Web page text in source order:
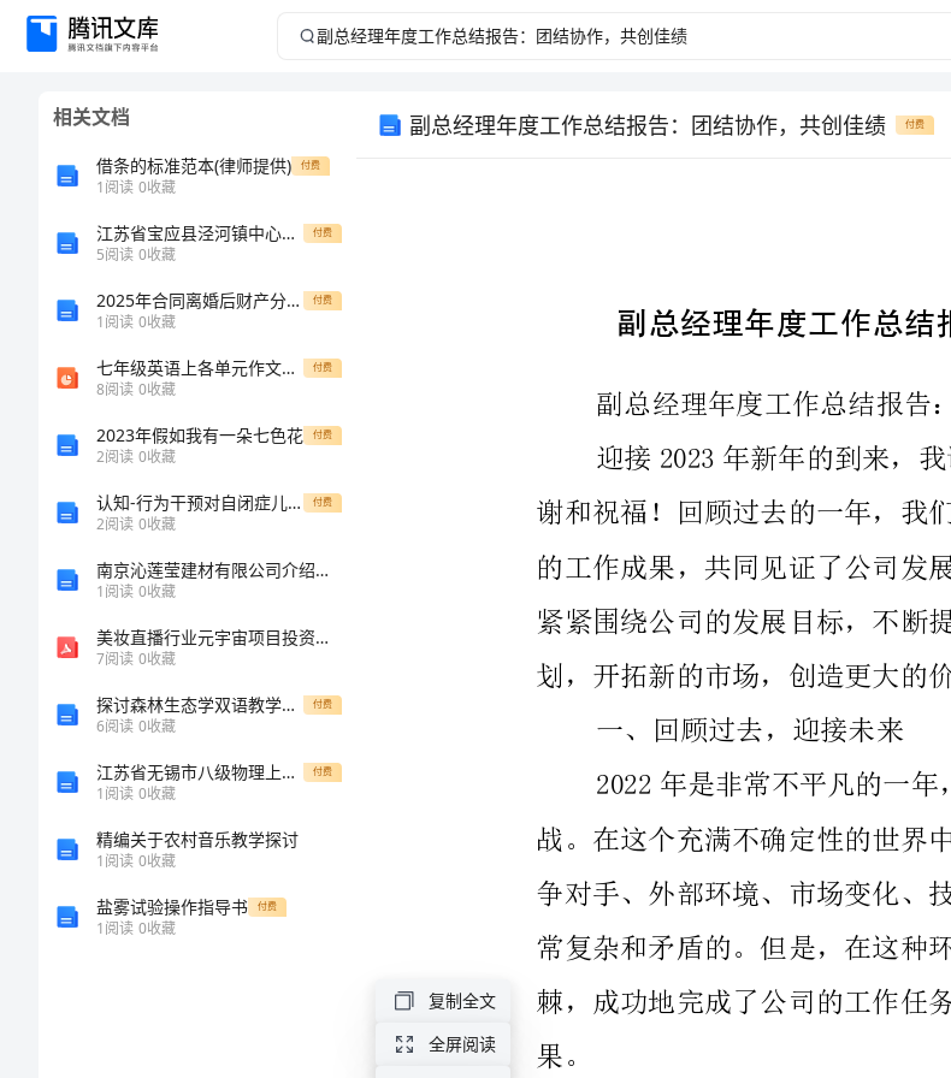
副
告：
作，
相关文档
借条的标准范本(律师提供) 付费
1阅读 0收藏
江苏省宝应县泾河镇中心初级中学八级英语上学期第一次月考试题 （新版）人教新目标版 付费
5阅读 0收藏
2025年合同离婚后财产分配专业咨询 付费
1阅读 0收藏
七年级英语上各单元作文文库 付费
8阅读 0收藏
2023年假如我有一朵七色花 付费
2阅读 0收藏
认知-行为干预对自闭症儿童的影响分析 付费
2阅读 0收藏
南京沁莲莹建材有限公司介绍企业发展分析报告
1阅读 0收藏
美妆直播行业元宇宙项目投资分析报告
7阅读 0收藏
探讨森林生态学双语教学的问题和对策 付费
6阅读 0收藏
江苏省无锡市八级物理上学期期中考试试题1 新人教版 付费
1阅读 0收藏
精编关于农村音乐教学探讨
1阅读 0收藏
盐雾试验操作指导书 付费
1阅读 0收藏
副总经理年度工作总结报告：团结协作，共创佳绩 付费
一、回顾过去，迎接未来
二、拓展新业务
复制全文
全屏阅读